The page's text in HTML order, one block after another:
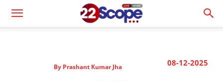
08-12-2025
By Prashant Kumar Jha